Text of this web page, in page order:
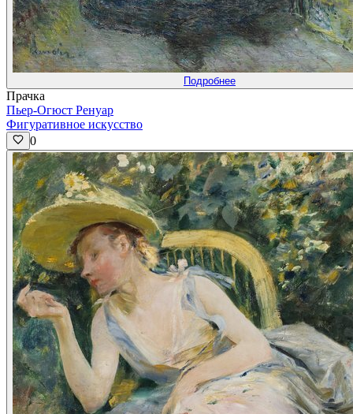
Подробнее
Прачка
Пьер-Огюст Ренуар
Фигуративное искусство
0